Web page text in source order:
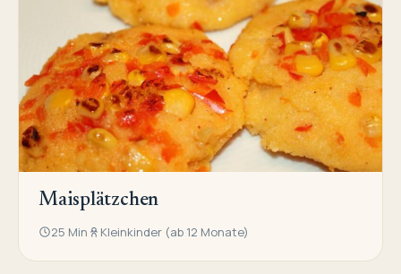
Maisplätzchen
25 Min Kleinkinder (ab 12 Monate)